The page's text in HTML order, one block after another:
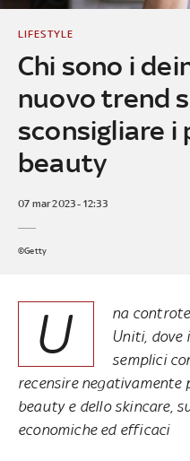
Chi sono i
nuovo trend
sconsigliare
beauty
LIFESTYLE
07 mar 2023 - 12:33
©Getty
U
na
Uniti, dove
semplici
recensire negativamente
beauty e dello skincare,
economiche ed efficaci